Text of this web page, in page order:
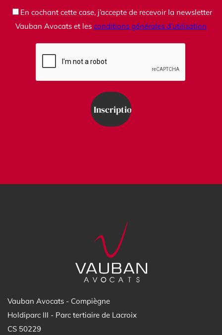
En cochant cette case, j’accepte de recevoir la newsletter
Vauban Avocats et les conditions générales d’utilisation
Vauban Avocats - Compiègne
Holdiparc III - Parc tertiaire de Lacroix
CS 50229